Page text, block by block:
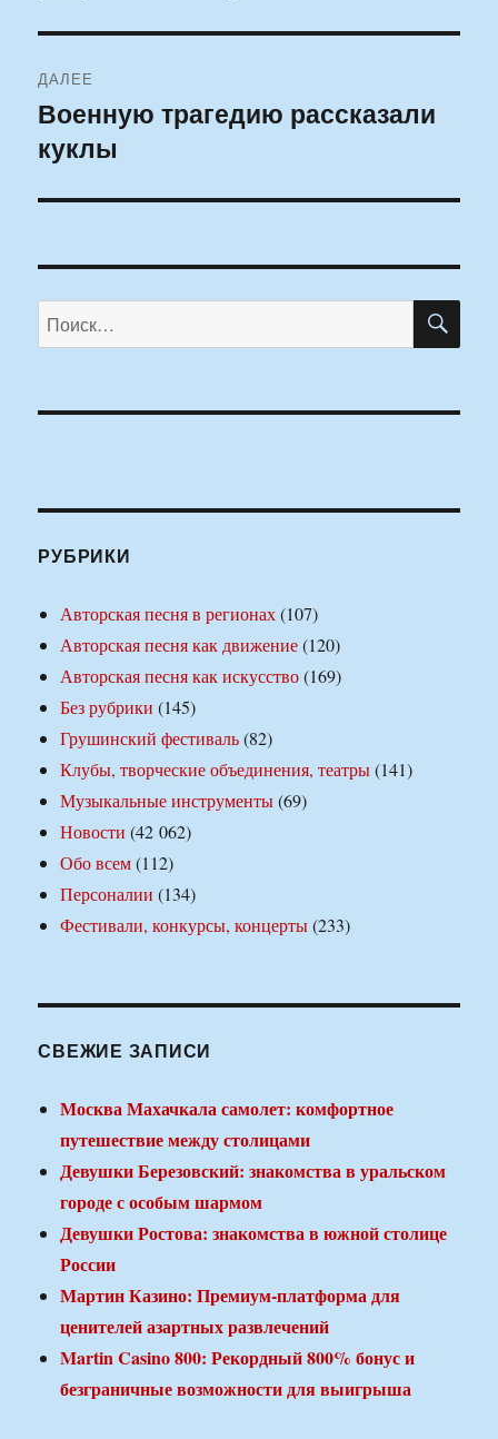
ДАЛЕЕ
Следующая
запись:
Военную трагедию рассказали
куклы
Искать:
РУБРИКИ
Авторская песня в регионах(107)
Авторская песня как движение(120)
Авторская песня как искусство(169)
Без рубрики (145)
Грушинский фестиваль(82)
Клубы, творческие объединения, театры(141)
Музыкальные инструменты(69)
Новости (42 062)
Обо всем(112)
Персоналии (134)
Фестивали, конкурсы, концерты(233)
СВЕЖИЕ ЗАПИСИ
Москва Махачкала самолет: комфортное
путешествие между столицами
Девушки Березовский: знакомства в уральском
городе с особым шармом
Девушки Ростова: знакомства в южной столице
России
Мартин Казино: Премиум-платформа для
ценителей азартных развлечений
Martin Casino 800: Рекордный 800% бонус и
безграничные возможности для выигрыша